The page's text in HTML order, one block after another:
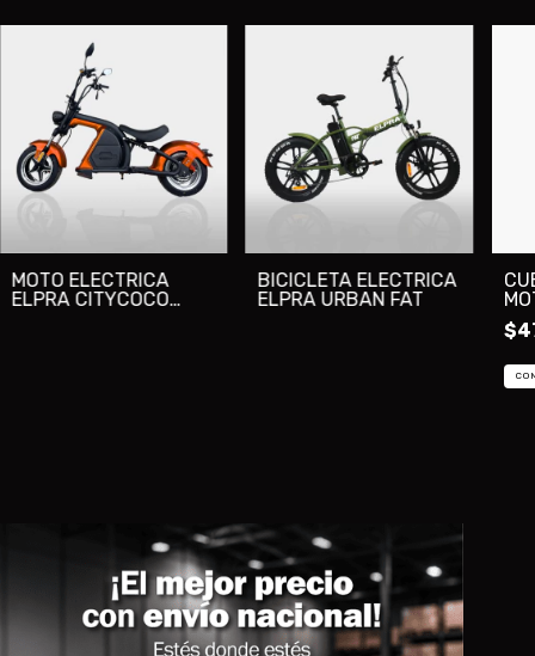
MOTO ELECTRICA
ELPRA CITYCOCO
BICICLETA ELECTRICA
ELPRA URBAN FAT